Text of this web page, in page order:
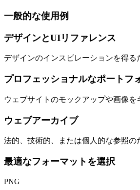
一般的な使用例
デザインとUIリファレンス
デザインのインスピレーションを得
プロフェッショナルなポートフ
ウェブサイトのモックアップや画像を
ウェブアーカイブ
法的、技術的、または個人的な参照の
最適なフォーマットを選択
PNG